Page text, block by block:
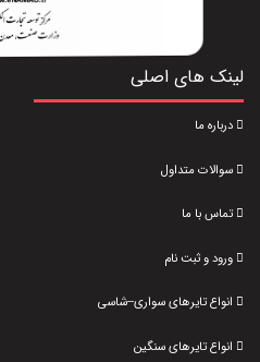
لینک های اصلی
درباره ما
سوالات متداول
تماس با ما
ورود و ثبت نام
انواع تایرهای سواری--شاسی
انواع تایرهای سنگین